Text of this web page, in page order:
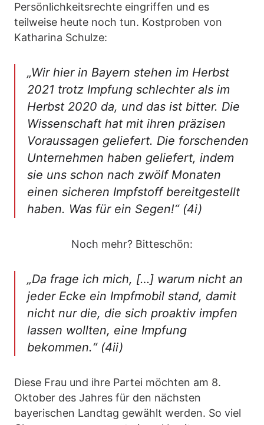
Persönlichkeitsrechte eingriffen und es
teilweise heute noch tun. Kostproben von
Katharina Schulze:
„Wir hier in Bayern stehen im Herbst
2021 trotz Impfung schlechter als im
Herbst 2020 da, und das ist bitter. Die
Wissenschaft hat mit ihren präzisen
Voraussagen geliefert. Die forschenden
Unternehmen haben geliefert, indem
sie uns schon nach zwölf Monaten
einen sicheren Impfstoff bereitgestellt
haben. Was für ein Segen!“ (4i)
Noch mehr? Bitteschön:
„Da frage ich mich, […] warum nicht an
jeder Ecke ein Impfmobil stand, damit
nicht nur die, die sich proaktiv impfen
lassen wollten, eine Impfung
bekommen.“ (4ii)
Diese Frau und ihre Partei möchten am 8.
Oktober des Jahres für den nächsten
bayerischen Landtag gewählt werden. So viel